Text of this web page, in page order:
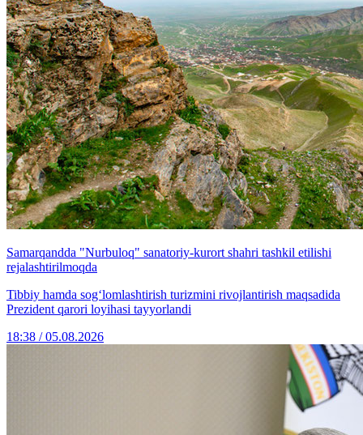
Samarqandda "Nurbuloq" sanatoriy-kurort shahri tashkil etilishi
rejalashtirilmoqda
Tibbiy hamda sog‘lomlashtirish turizmini rivojlantirish maqsadida
Prezident qarori loyihasi tayyorlandi
18:38 / 05.08.2026